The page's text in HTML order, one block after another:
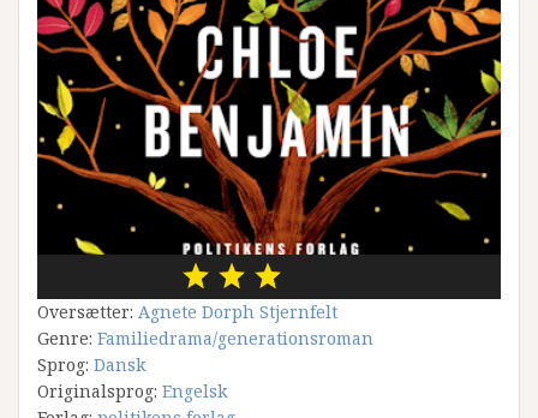
Oversætter: Agnete Dorph Stjernfelt
Genre: Familiedrama/generationsroman
Sprog: Dansk
Originalsprog: Engelsk